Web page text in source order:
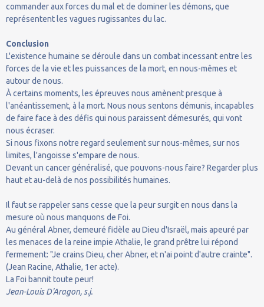
commander aux forces du mal et de dominer les démons, que
représentent les vagues rugissantes du lac.
Conclusion
L'existence humaine se déroule dans un combat incessant entre les
forces de la vie et les puissances de la mort, en nous-mêmes et
autour de nous.
À certains moments, les épreuves nous amènent presque à
l'anéantissement, à la mort. Nous nous sentons démunis, incapables
de faire face à des défis qui nous paraissent démesurés, qui vont
nous écraser.
Si nous fixons notre regard seulement sur nous-mêmes, sur nos
limites, l'angoisse s'empare de nous.
Devant un cancer généralisé, que pouvons-nous faire? Regarder plus
haut et au-delà de nos possibilités humaines.
Il faut se rappeler sans cesse que la peur surgit en nous dans la
mesure où nous manquons de Foi.
Au général Abner, demeuré fidèle au Dieu d'Israël, mais apeuré par
les menaces de la reine impie Athalie, le grand prêtre lui répond
fermement: "Je crains Dieu, cher Abner, et n'ai point d'autre crainte".
(Jean Racine, Athalie, 1er acte).
La Foi bannit toute peur!
Jean-Louis D'Aragon, s.j.